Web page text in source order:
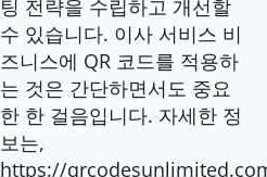
팅 전략을 수립하고 개선할
수 있습니다. 이사 서비스 비
즈니스에 QR 코드를 적용하
는 것은 간단하면서도 중요
한 한 걸음입니다. 자세한 정
보는,
https://